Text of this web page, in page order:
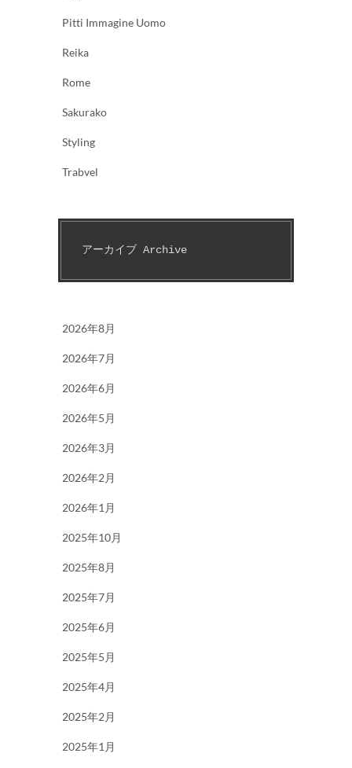
Pitti Immagine Uomo
Reika
Rome
Sakurako
Styling
Trabvel
アーカイブ Archive
2026年8月
2026年7月
2026年6月
2026年5月
2026年3月
2026年2月
2026年1月
2025年10月
2025年8月
2025年7月
2025年6月
2025年5月
2025年4月
2025年2月
2025年1月